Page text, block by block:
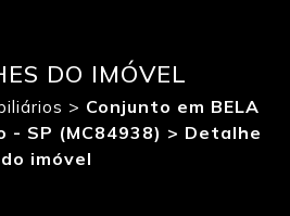
DO IMÓVEL
> Conjunto em BELA
- SP (MC84938) > Detalhe
do imóvel